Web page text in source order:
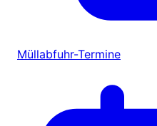
Müllabfuhr-Termine